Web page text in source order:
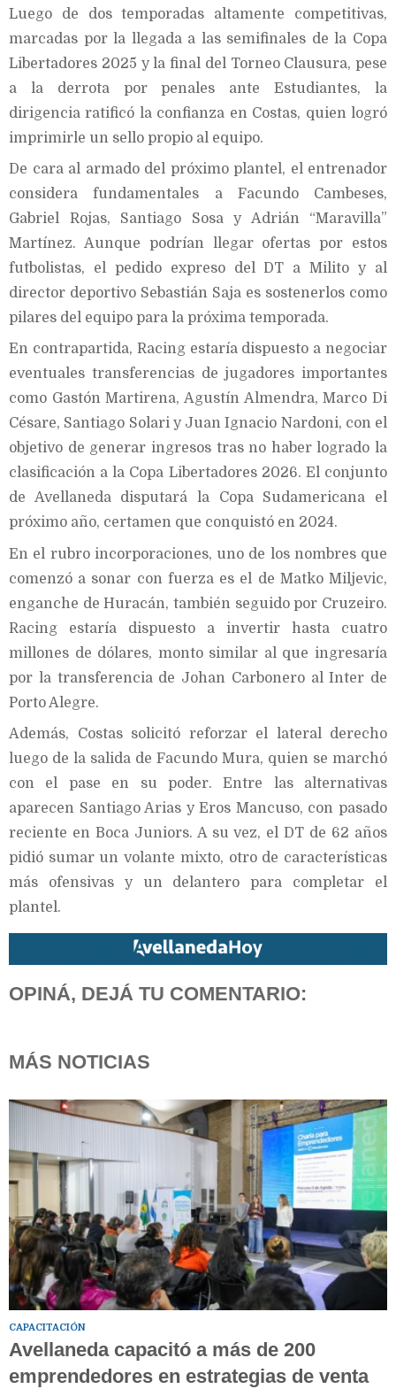
Luego de dos temporadas altamente competitivas,
marcadas por la llegada a las semifinales de la Copa
Libertadores 2025 y la final del Torneo Clausura, pese
a la derrota por penales ante Estudiantes, la
dirigencia ratificó la confianza en Costas, quien logró
imprimirle un sello propio al equipo.
De cara al armado del próximo plantel, el entrenador
considera fundamentales a Facundo Cambeses,
Gabriel Rojas, Santiago Sosa y Adrián “Maravilla”
Martínez. Aunque podrían llegar ofertas por estos
futbolistas, el pedido expreso del DT a Milito y al
director deportivo Sebastián Saja es sostenerlos como
pilares del equipo para la próxima temporada.
En contrapartida, Racing estaría dispuesto a negociar
eventuales transferencias de jugadores importantes
como Gastón Martirena, Agustín Almendra, Marco Di
Césare, Santiago Solari y Juan Ignacio Nardoni, con el
objetivo de generar ingresos tras no haber logrado la
clasificación a la Copa Libertadores 2026. El conjunto
de Avellaneda disputará la Copa Sudamericana el
próximo año, certamen que conquistó en 2024.
En el rubro incorporaciones, uno de los nombres que
comenzó a sonar con fuerza es el de Matko Miljevic,
enganche de Huracán, también seguido por Cruzeiro.
Racing estaría dispuesto a invertir hasta cuatro
millones de dólares, monto similar al que ingresaría
por la transferencia de Johan Carbonero al Inter de
Porto Alegre.
Además, Costas solicitó reforzar el lateral derecho
luego de la salida de Facundo Mura, quien se marchó
con el pase en su poder. Entre las alternativas
aparecen Santiago Arias y Eros Mancuso, con pasado
reciente en Boca Juniors. A su vez, el DT de 62 años
pidió sumar un volante mixto, otro de características
más ofensivas y un delantero para completar el
plantel.
OPINÁ, DEJÁ TU COMENTARIO:
MÁS NOTICIAS
CAPACITACIÓN
Avellaneda capacitó a más de 200
emprendedores en estrategias de venta